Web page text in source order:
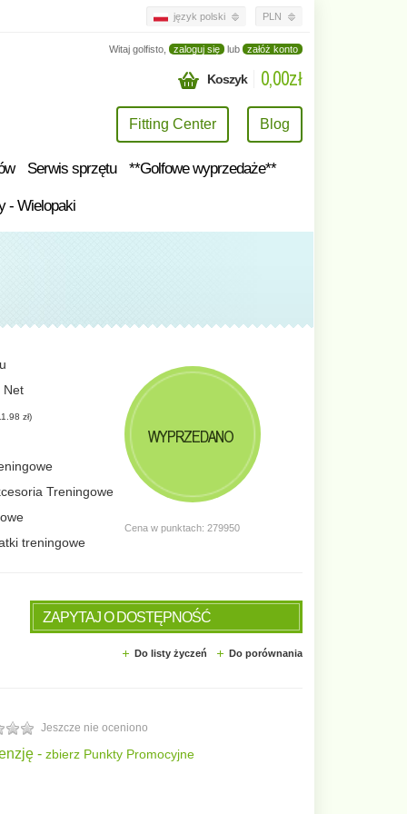
Witaj golfisto, zaloguj się lub załóż konto
Koszyk 0,00zł
Fitting Center Blog
Serwis sprzętu **Golfowe wyprzedaże**
- Wielopaki
język polski PLN
Net
zł)
Treningowe
treningowe
Cena w punktach: 279950
WYPRZEDANO
ZAPYTAJ O DOSTĘPNOŚĆ
Do listy życzeń Do porównania
Jeszcze nie oceniono
- zbierz Punkty Promocyjne